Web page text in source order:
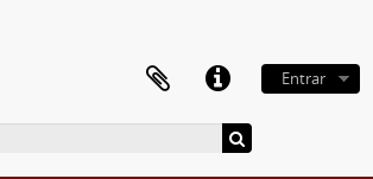
Entrar